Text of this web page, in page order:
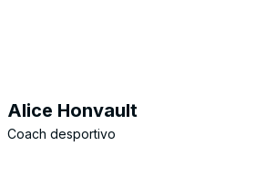
Alice Honvault
Coach desportivo